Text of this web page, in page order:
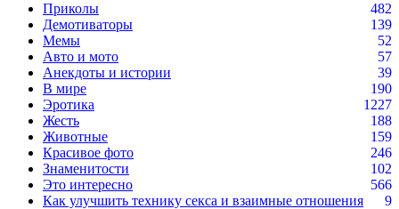
Приколы
482
Демотиваторы
139
Мемы
52
Авто и мото
57
Анекдоты и истории
39
В мире
190
Эротика
1227
Жесть
188
Животные
159
Красивое фото
246
Знаменитости
102
Это интересно
566
Как улучшить технику секса и взаимные отношения
9